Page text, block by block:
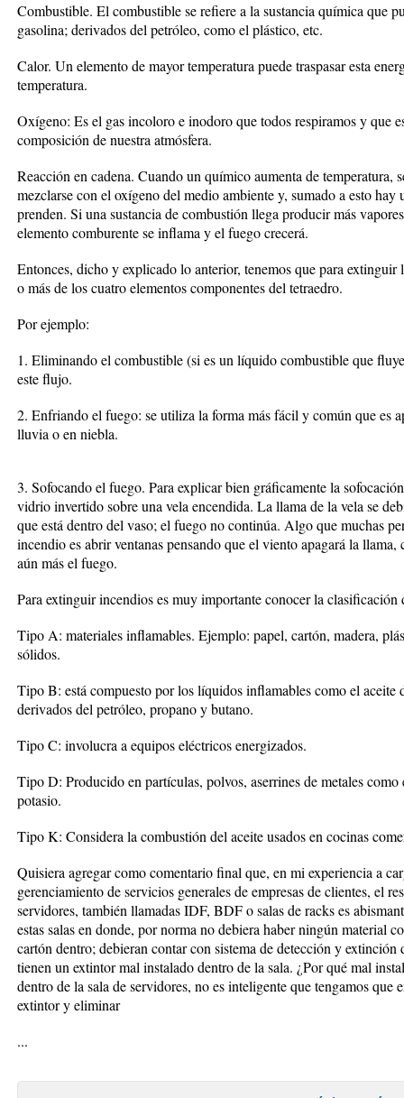
Combustible. El combustible se refiere a la sustancia química que
gasolina; derivados del petróleo, como el plástico, etc.
Calor. Un elemento de mayor temperatura puede traspasar esta
temperatura.
Oxígeno: Es el gas incoloro e inodoro que todos respiramos y que
composición de nuestra atmósfera.
Reacción en cadena. Cuando un químico aumenta de temperatura,
mezclarse con el oxígeno del medio ambiente y, sumado a esto
prenden. Si una sustancia de combustión llega producir más
elemento comburente se inflama y el fuego crecerá.
Entonces, dicho y explicado lo anterior, tenemos que para
o más de los cuatro elementos componentes del tetraedro.
Por ejemplo:
1. Eliminando el combustible (si es un líquido combustible que
este flujo.
2. Enfriando el fuego: se utiliza la forma más fácil y común que es
lluvia o en niebla.
3. Sofocando el fuego. Para explicar bien gráficamente la
vidrio invertido sobre una vela encendida. La llama de la vela se
que está dentro del vaso; el fuego no continúa. Algo que muchas
incendio es abrir ventanas pensando que el viento apagará la
aún más el fuego.
Para extinguir incendios es muy importante conocer la clasificación
Tipo A: materiales inflamables. Ejemplo: papel, cartón, madera,
sólidos.
Tipo B: está compuesto por los líquidos inflamables como el aceite
derivados del petróleo, propano y butano.
Tipo C: involucra a equipos eléctricos energizados.
Tipo D: Producido en partículas, polvos, aserrines de metales
potasio.
Tipo K: Considera la combustión del aceite usados en cocinas
Quisiera agregar como comentario final que, en mi experiencia a
gerenciamiento de servicios generales de empresas de clientes, el
servidores, también llamadas IDF, BDF o salas de racks es
estas salas en donde, por norma no debiera haber ningún material
cartón dentro; debieran contar con sistema de detección y
tienen un extintor mal instalado dentro de la sala. ¿Por qué mal
dentro de la sala de servidores, no es inteligente que tengamos que
extintor y eliminar
...